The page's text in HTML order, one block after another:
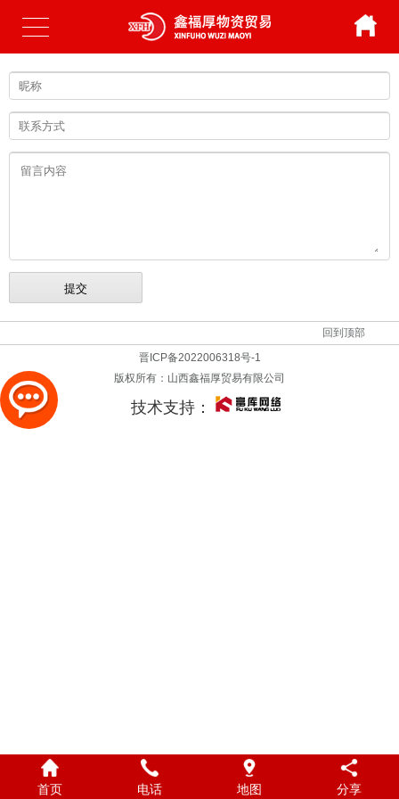
回到顶部
晋ICP备2022006318号-1
版权所有： 山西鑫福厚贸易有限公司
技术支持：
首页 电话 地图 分享